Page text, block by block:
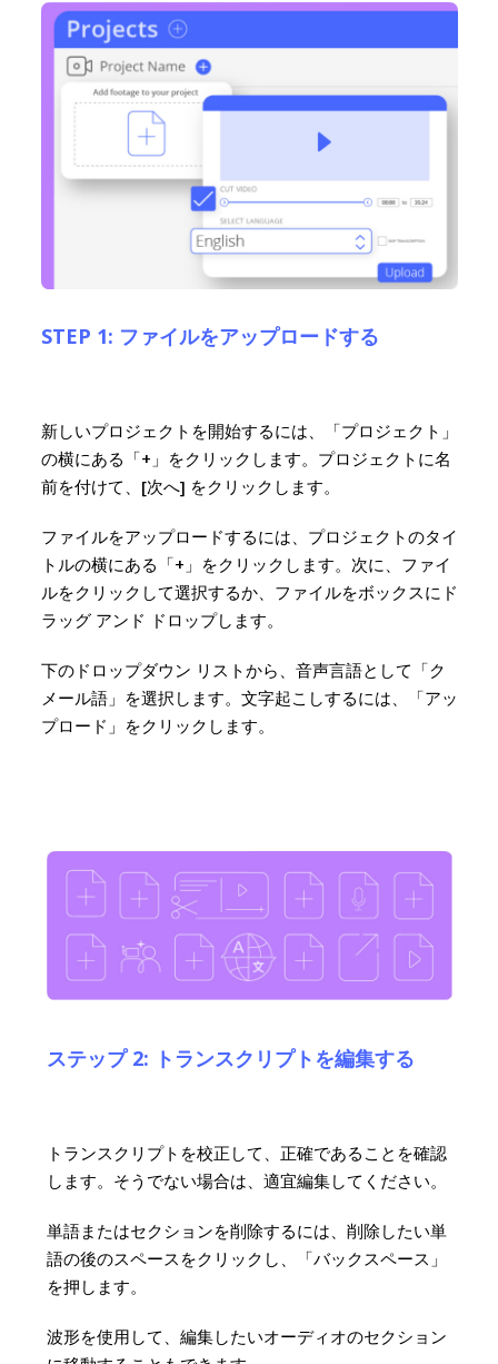
STEP 1: ファイルをアップロードする
新しいプロジェクトを開始するには、「プロジェクト」
の横にある「+」をクリックします。プロジェクトに名
前を付けて、[次へ] をクリックします。
ファイルをアップロードするには、プロジェクトのタイ
トルの横にある「+」をクリックします。次に、ファイ
ルをクリックして選択するか、ファイルをボックスにド
ラッグ アンド ドロップします。
下のドロップダウン リストから、音声言語として「ク
メール語」を選択します。文字起こしするには、「アッ
プロード」をクリックします。
ステップ 2: トランスクリプトを編集する
トランスクリプトを校正して、正確であることを確認
します。そうでない場合は、適宜編集してください。
単語またはセクションを削除するには、削除したい単
語の後のスペースをクリックし、「バックスペース」
を押します。
波形を使用して、編集したいオーディオのセクション